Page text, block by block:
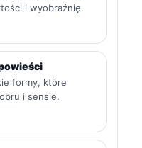
i wyobraźnię.
formy, które
i sensie.